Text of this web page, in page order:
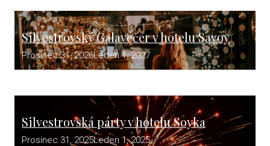
Silvestrovský Galavečer v hotelu Savoy
Prosinec 31, 2026Leden 1, 2027
Silvestrovská párty v hotelu Soyka
Prosinec 31, 2025Leden 1, 2025